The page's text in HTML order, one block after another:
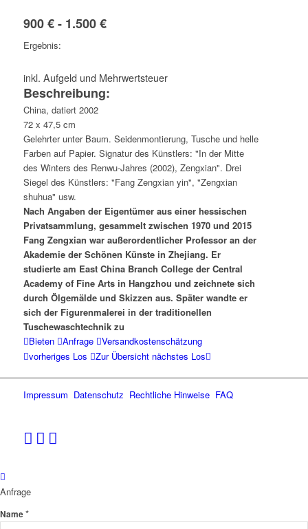
900 € - 1.500 €
Ergebnis:
inkl. Aufgeld und Mehrwertsteuer
Beschreibung:
China, datiert 2002
72 x 47,5 cm
Gelehrter unter Baum. Seidenmontierung, Tusche und helle
Farben auf Papier. Signatur des Künstlers: "In der Mitte
des Winters des Renwu-Jahres (2002), Zengxian". Drei
Siegel des Künstlers: "Fang Zengxian yin", "Zengxian
shuhua" usw.
Nach Angaben der Eigentümer aus einer hessischen
Privatsammlung, gesammelt zwischen 1970 und 2015
Fang Zengxian war außerordentlicher Professor an der
Akademie der Schönen Künste in Zhejiang. Er
studierte am East China Branch College der Central
Academy of Fine Arts in Hangzhou und zeichnete sich
durch Ölgemälde und Skizzen aus. Später wandte er
sich der Figurenmalerei in der traditionellen
Tuschewaschtechnik zu
Bieten
Anfrage
Versandkostenschätzung
vorheriges Los
Zur Übersicht nächstes Los
Impressum Datenschutz Rechtliche Hinweise FAQ
Anfrage
Name*